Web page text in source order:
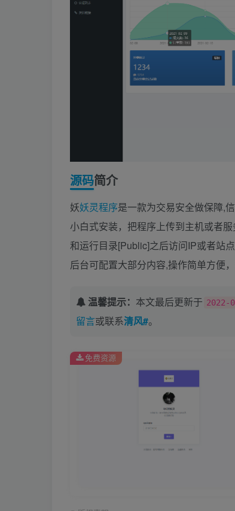
源码简介
妖妖灵程序是一款为交易安全做保障,
小白式安装，把程序上传到主机或者
和运行目录[Public]之后访问IP或者站
后台可配置大部分内容,操作简单方便
温馨提示： 本文最后更新于 2022-
留言或联系清风#。
免费资源